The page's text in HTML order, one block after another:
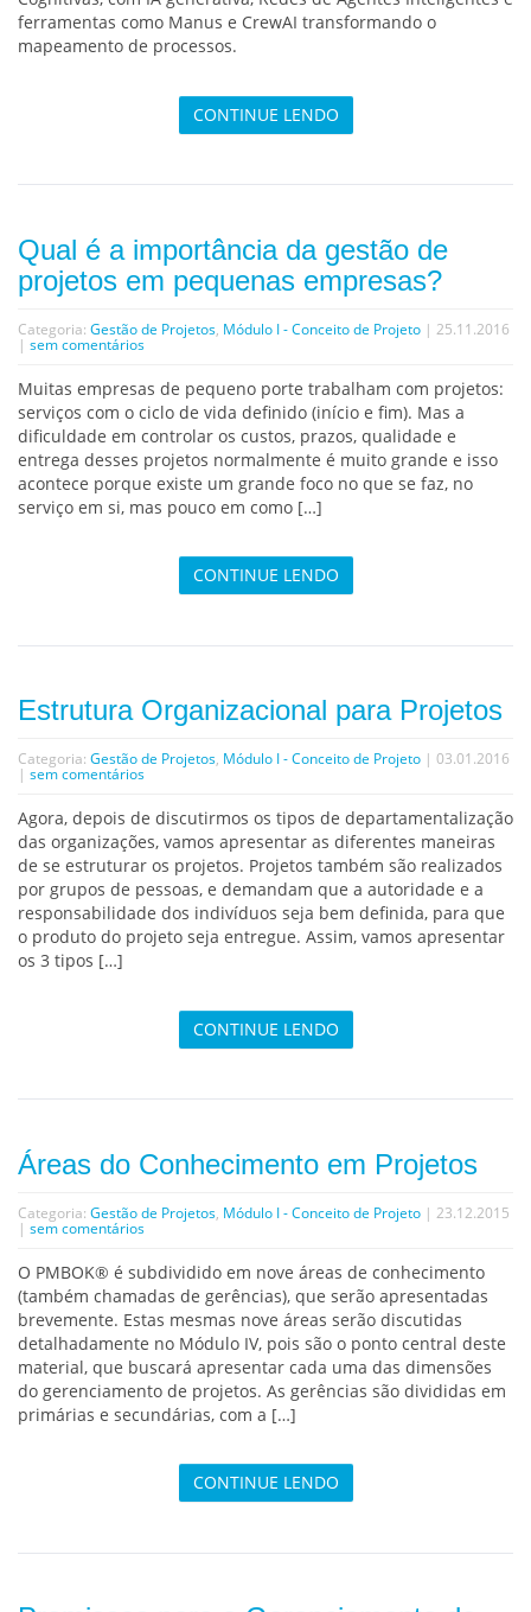
ferramentas como Manus e CrewAI transformando o
mapeamento de processos.
CONTINUE LENDO
Qual é a importância da gestão de
projetos em pequenas empresas?
Categoria: Gestão de Projetos, Módulo I - Conceito de Projeto | 25.11.2016
| sem comentários
Muitas empresas de pequeno porte trabalham com projetos:
serviços com o ciclo de vida definido (início e fim). Mas a
dificuldade em controlar os custos, prazos, qualidade e
entrega desses projetos normalmente é muito grande e isso
acontece porque existe um grande foco no que se faz, no
serviço em si, mas pouco em como […]
CONTINUE LENDO
Estrutura Organizacional para Projetos
Categoria: Gestão de Projetos, Módulo I - Conceito de Projeto | 03.01.2016
| sem comentários
Agora, depois de discutirmos os tipos de departamentalização
das organizações, vamos apresentar as diferentes maneiras
de se estruturar os projetos. Projetos também são realizados
por grupos de pessoas, e demandam que a autoridade e a
responsabilidade dos indivíduos seja bem definida, para que
o produto do projeto seja entregue. Assim, vamos apresentar
os 3 tipos […]
CONTINUE LENDO
Áreas do Conhecimento em Projetos
Categoria: Gestão de Projetos, Módulo I - Conceito de Projeto | 23.12.2015
| sem comentários
O PMBOK® é subdividido em nove áreas de conhecimento
(também chamadas de gerências), que serão apresentadas
brevemente. Estas mesmas nove áreas serão discutidas
detalhadamente no Módulo IV, pois são o ponto central deste
material, que buscará apresentar cada uma das dimensões
do gerenciamento de projetos. As gerências são divididas em
primárias e secundárias, com a […]
CONTINUE LENDO